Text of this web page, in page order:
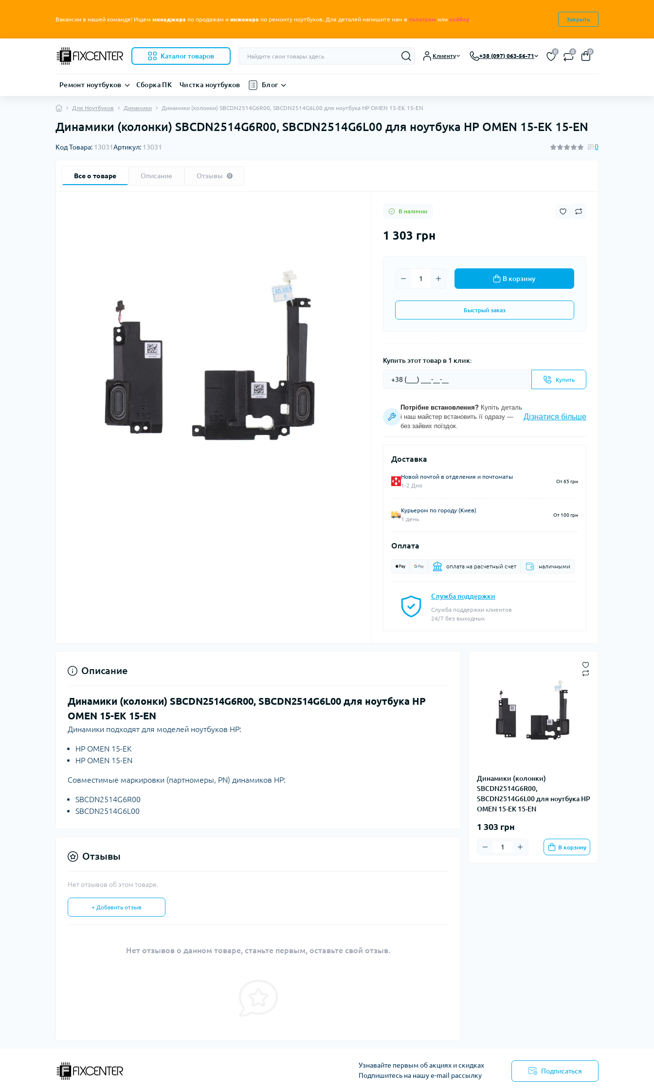
Вакансии в нашей команде! Ищем менеджера по продажам и инженера по ремонту ноутбуков. Для деталей напишите нам в телеграм или вайбер. Закрыть
Каталог товаров Клиенту +38 (097) 063-56-71
0 0 0
Ремонт ноутбуков Сборка ПК Чистка ноутбуков Блог
Для Ноутбуков Динамики Динамики (колонки) SBCDN2514G6R00, SBCDN2514G6L00 для ноутбука HP OMEN 15-EK 15-EN
Динамики (колонки) SBCDN2514G6R00, SBCDN2514G6L00 для ноутбука HP OMEN 15-EK 15-EN
Код Товара: 13031Артикул: 13031 0
Все о товаре Описание Отзывы 0
В наличии
1 303 грн
В корзину
Быстрый заказ
Купить этот товар в 1 клик:
Купить
Потрібне встановлення?Купіть деталь
і наш майстер встановить її одразу —
без зайвих поїздок.
Дізнатися більше
Доставка
Новой почтой в отделения и почтоматы
1-2 Дня
От 65 грн
Курьером по городу (Киев)
1 день
От 100 грн
Оплата
оплата на расчетный счет наличными
Служба поддержки
Служба поддержки клиентов
24/7 без выходных
Динамики (колонки)
SBCDN2514G6R00,
SBCDN2514G6L00 для ноутбука HP
OMEN 15-EK 15-EN
1 303 грн
В корзину
Описание
Динамики (колонки) SBCDN2514G6R00, SBCDN2514G6L00 для ноутбука HP
OMEN 15-EK 15-EN
Динамики подходят для моделей ноутбуков HP:
HP OMEN 15-EK
HP OMEN 15-EN
Совместимые маркировки (партномеры, PN) динамиков HP:
SBCDN2514G6R00
SBCDN2514G6L00
Отзывы
Нет отзывов об этом товаре.
+ Добавить отзыв
Нет отзывов о данном товаре, станьте первым, оставьте свой отзыв.
Узнавайте первым об акциях и скидках
Подпишитесь на нашу e-mail рассылку
Подписаться